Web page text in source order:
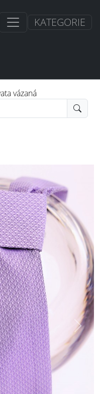
KATEGORIE
vázaná
Next